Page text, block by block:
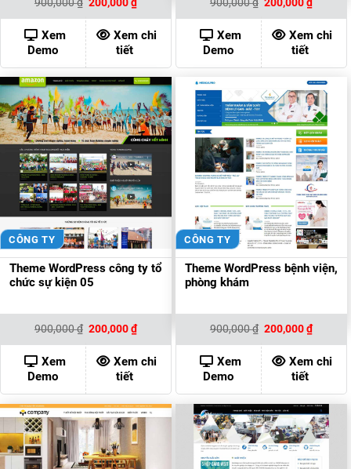
là:
900,000 ₫.
hiện
tại
là:
200,000 ₫.
Xem
Demo
Xem chi
tiết
là:
900,000 ₫.
hiện
tại
là:
Xem
Demo
Xem chi
tiết
CÔNG TY
Theme WordPress công ty tổ
chức sự kiện 05
900,000₫ Giá
là:
900,000 ₫.
200,000₫Giá
hiện
tại
là:
200,000 ₫.
Xem
Demo
Xem chi
tiết
CÔNG TY
Theme WordPress bệnh viện,
phòng khám
900,000₫ Giá
là:
900,000 ₫.
200,000₫Giá
hiện
tại
là:
Xem
Demo
Xem chi
tiết